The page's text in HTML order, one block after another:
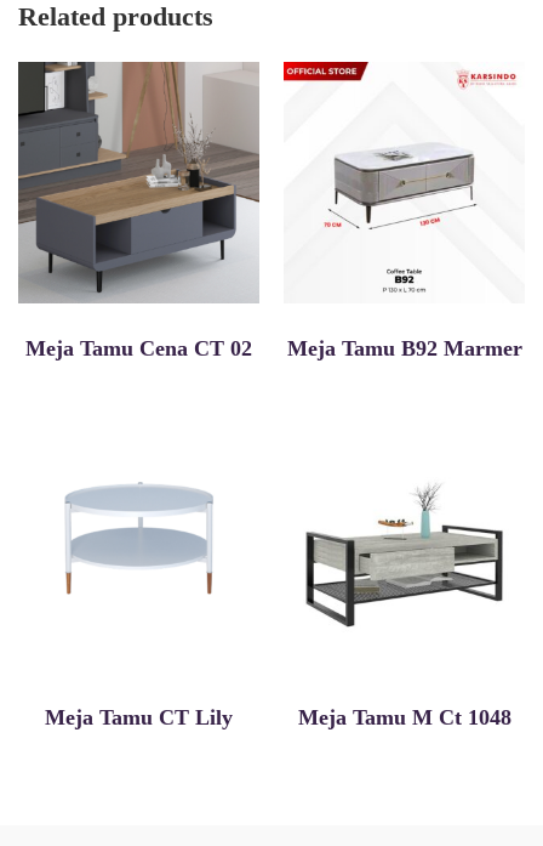
Related products
Meja Tamu Cena CT 02 Meja Tamu B92 Marmer
Meja Tamu CT Lily Meja Tamu M Ct 1048